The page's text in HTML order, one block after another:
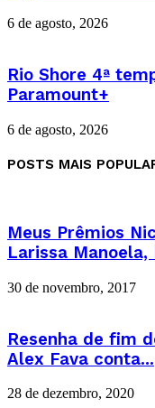
6 de agosto, 2026
Rio Shore 4ª
Paramount+
6 de agosto, 2026
POSTS MAIS
Meus Prêmios
Larissa Manoela,
30 de novembro, 2017
Resenha de fim
Alex Fava conta...
28 de dezembro, 2020